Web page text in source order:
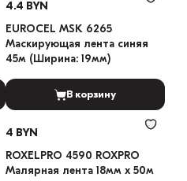
4.4 BYN
EUROCEL MSK 6265
Маскирующая лента синяя
45м (Ширина: 19мм)
В корзину
4 BYN
ROXELPRO 4590 ROXPRO
Малярная лента 18мм х 50м